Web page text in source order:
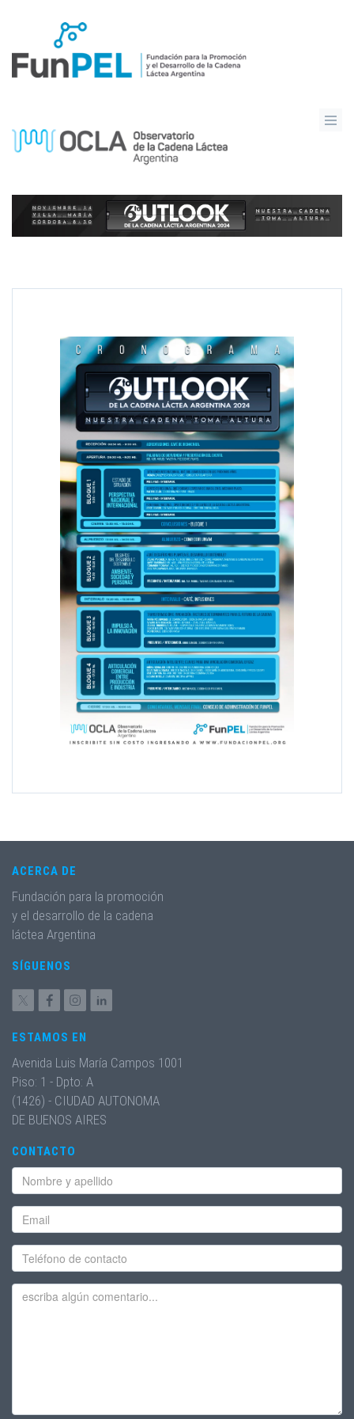
ACERCA DE
Fundación para la promoción
y el desarrollo de la cadena
láctea Argentina
SÍGUENOS
ESTAMOS EN
Avenida Luis María Campos 1001
Piso: 1 - Dpto: A
(1426) - CIUDAD AUTONOMA
DE BUENOS AIRES
CONTACTO